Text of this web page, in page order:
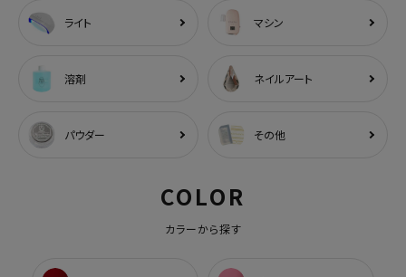
ライト マシン
溶剤 ネイルアート
パウダー その他
COLOR
カラーから探す